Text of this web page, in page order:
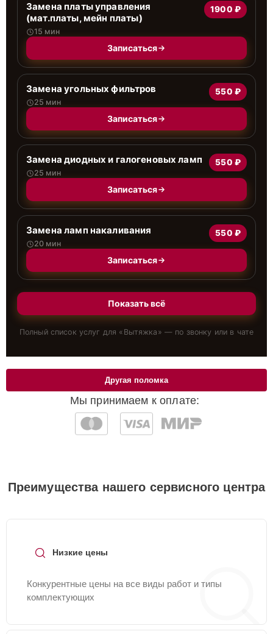
Замена платы управления
(мат.платы, мейн платы)
15 мин
1900 ₽
Записаться
Замена угольных фильтров
25 мин
550 ₽
Записаться
Замена диодных и галогеновых ламп
25 мин
550 ₽
Записаться
Замена ламп накаливания
20 мин
550 ₽
Записаться
Показать всё
Полный список услуг для « Вытяжка » — по звонку или в чате
Мы принимаем к оплате:
Другая поломка
Преимущества нашего сервисного центра
Низкие цены
Конкурентные цены на все виды работ и типы
комплектующих